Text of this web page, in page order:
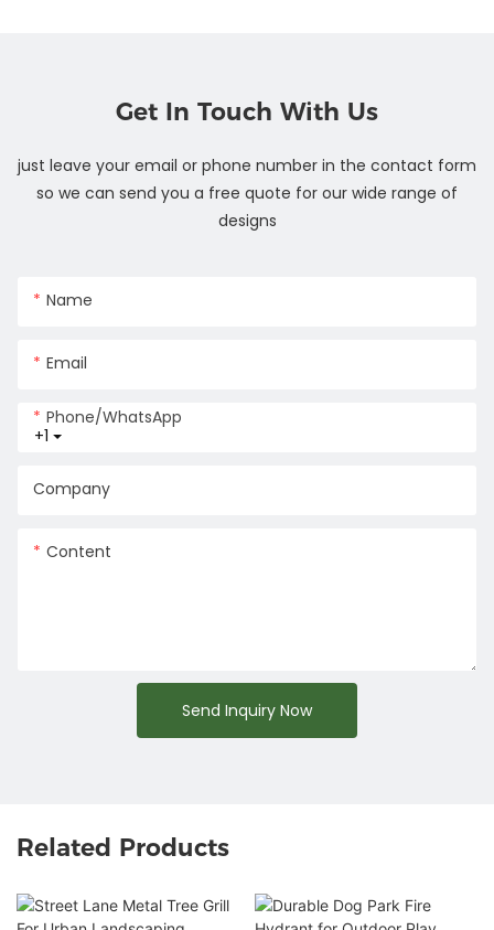
Get In Touch With Us
just leave your email or phone number in the contact form
so we can send you a free quote for our wide range of
designs
Name
Email
+1
Phone/whatsApp
Company
Content
Send Inquiry Now
Related Products